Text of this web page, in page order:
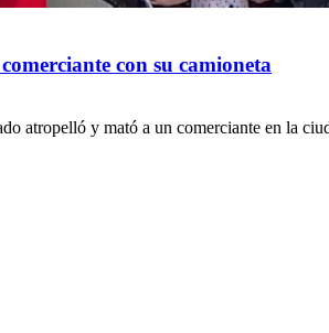
con su camioneta
atropelló y mató a un comerciante en la